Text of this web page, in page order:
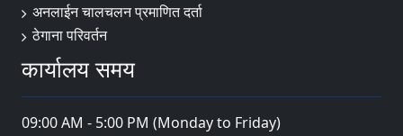
अनलाईन चालचलन प्रमाणित दर्ता
ठेगाना परिवर्तन
कार्यालय समय
09:00 AM - 5:00 PM (Monday to Friday)